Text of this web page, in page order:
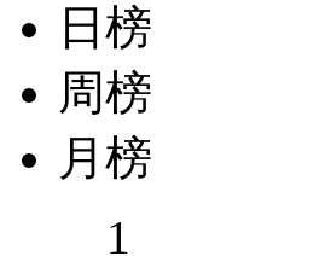
日榜
周榜
月榜
1